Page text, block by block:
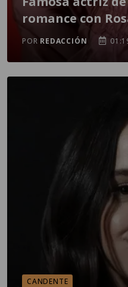
romance con
POR REDACCIÓN
CANDENTE